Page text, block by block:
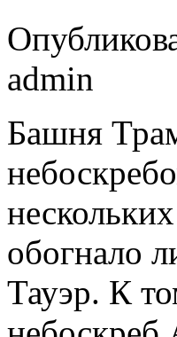
admin
Башня
обогнало
Тауэр. К